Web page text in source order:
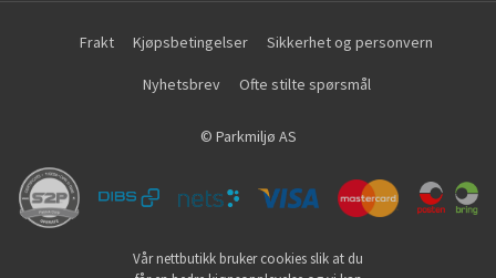
Frakt Kjøpsbetingelser Sikkerhet og personvern
Nyhetsbrev Ofte stilte spørsmål
© Parkmiljø AS
Vår nettbutikk bruker cookies slik at du